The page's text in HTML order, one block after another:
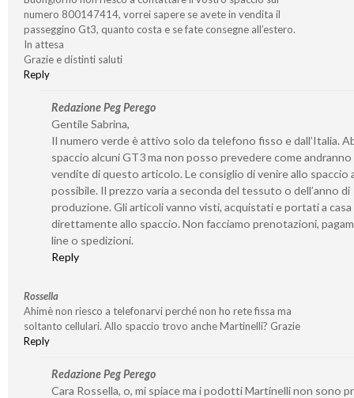
numero 800147414, vorrei sapere se avete in vendita il
passeggino Gt3, quanto costa e se fate consegne all’estero.
In attesa
Grazie e distinti saluti
Reply
Redazione Peg Perego
Gentile Sabrina,
Il numero verde è attivo solo da telefono fisso e dall’Italia.
spaccio alcuni GT3 ma non posso prevedere come andranno
vendite di questo articolo. Le consiglio di venire allo spaccio
possibile. Il prezzo varia a seconda del tessuto o dell’anno di
produzione. Gli articoli vanno visti, acquistati e portati a casa
direttamente allo spaccio. Non facciamo prenotazioni,
line o spedizioni.
Reply
Rossella
Ahimè non riesco a telefonarvi perché non ho rete fissa ma
soltanto cellulari. Allo spaccio trovo anche Martinelli? Grazie
Reply
Redazione Peg Perego
Cara Rossella, o, mi spiace ma i podotti Martinelli non sono